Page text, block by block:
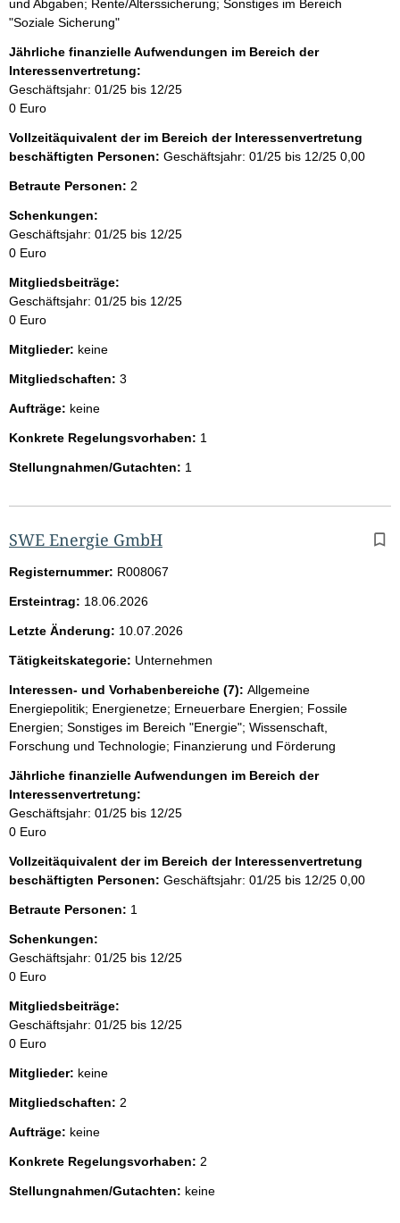
und Abgaben; Rente/Alterssicherung; Sonstiges im Bereich
"Soziale Sicherung"
Jährliche finanzielle Aufwendungen im Bereich der
Interessenvertretung:
Geschäftsjahr: 01/25 bis 12/25
0 Euro
Vollzeitäquivalent der im Bereich der Interessenvertretung
beschäftigten Personen: Geschäftsjahr: 01/25 bis 12/25 0,00
Betraute Personen: 2
Schenkungen:
Geschäftsjahr: 01/25 bis 12/25
0 Euro
Mitgliedsbeiträge:
Geschäftsjahr: 01/25 bis 12/25
0 Euro
Mitglieder: keine
Mitgliedschaften: 3
Aufträge: keine
Konkrete Regelungsvorhaben: 1
Stellungnahmen/Gutachten: 1
SWE Energie GmbH
Registernummer: R008067
Ersteintrag: 18.06.2026
Letzte Änderung: 10.07.2026
Tätigkeitskategorie: Unternehmen
Interessen- und Vorhabenbereiche (7): Allgemeine
Energiepolitik; Energienetze; Erneuerbare Energien; Fossile
Energien; Sonstiges im Bereich "Energie"; Wissenschaft,
Forschung und Technologie; Finanzierung und Förderung
Jährliche finanzielle Aufwendungen im Bereich der
Interessenvertretung:
Geschäftsjahr: 01/25 bis 12/25
0 Euro
Vollzeitäquivalent der im Bereich der Interessenvertretung
beschäftigten Personen: Geschäftsjahr: 01/25 bis 12/25 0,00
Betraute Personen: 1
Schenkungen:
Geschäftsjahr: 01/25 bis 12/25
0 Euro
Mitgliedsbeiträge:
Geschäftsjahr: 01/25 bis 12/25
0 Euro
Mitglieder: keine
Mitgliedschaften: 2
Aufträge: keine
Konkrete Regelungsvorhaben: 2
Stellungnahmen/Gutachten: keine